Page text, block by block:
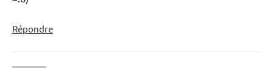
Répondre